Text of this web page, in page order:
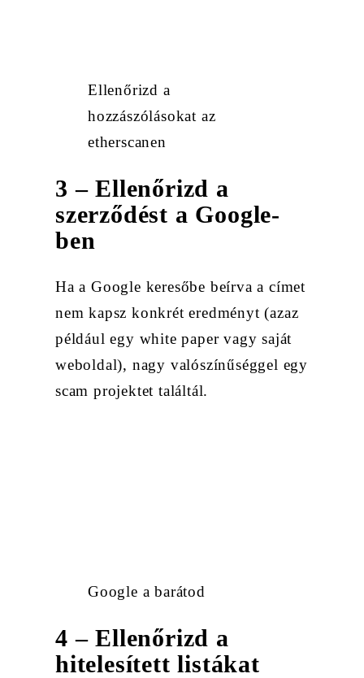
Ellenőrizd a
hozzászólásokat az
etherscanen
3 – Ellenőrizd a
szerződést a Google-
ben
Ha a Google keresőbe beírva a címet
nem kapsz konkrét eredményt (azaz
például egy white paper vagy saját
weboldal), nagy valószínűséggel egy
scam projektet találtál.
Google a barátod
4 – Ellenőrizd a
hitelesített listákat